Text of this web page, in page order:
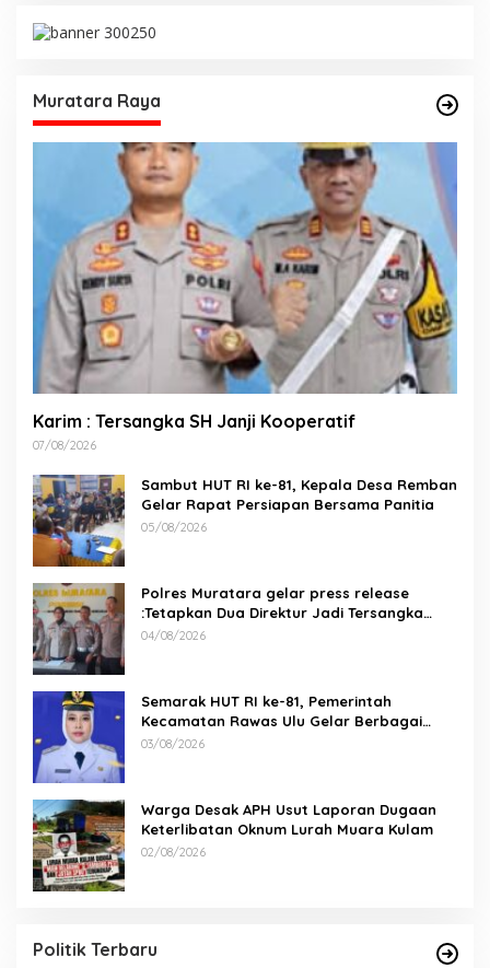
Muratara Raya
Karim : Tersangka SH Janji Kooperatif
07/08/2026
Sambut HUT RI ke-81, Kepala Desa Remban
Gelar Rapat Persiapan Bersama Panitia
05/08/2026
Polres Muratara gelar press release
:Tetapkan Dua Direktur Jadi Tersangka
Kecelakaan Maut antara Bus ALS dan
04/08/2026
Semarak HUT RI ke-81, Pemerintah
Kecamatan Rawas Ulu Gelar Berbagai
Lomba
03/08/2026
Warga Desak APH Usut Laporan Dugaan
Keterlibatan Oknum Lurah Muara Kulam
02/08/2026
Politik Terbaru